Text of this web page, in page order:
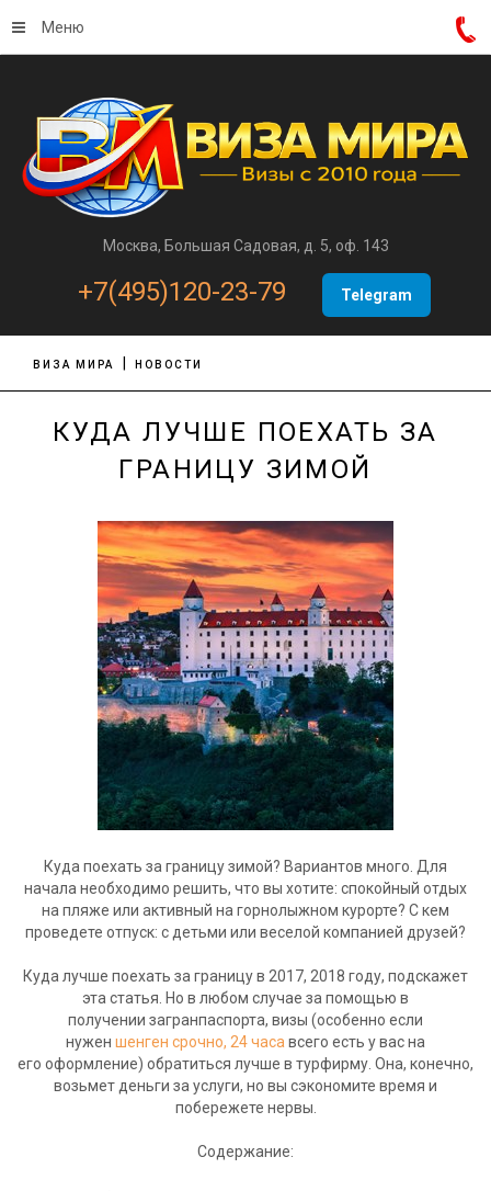
Москва, Большая Садовая, д. 5, оф. 143
+7(495)120-23-79 Telegram
Меню
ВИЗА МИРА НОВОСТИ
КУДА ЛУЧШЕ ПОЕХАТЬ ЗА
ГРАНИЦУ ЗИМОЙ
Куда поехать за границу зимой? Вариантов много. Для
начала необходимо решить, что вы хотите: спокойный отдых
на пляже или активный на горнолыжном курорте? С кем
проведете отпуск: с детьми или веселой компанией друзей?
Куда лучше поехать за границу в 2017, 2018 году, подскажет
эта статья. Но в любом случае за помощью в
получении загранпаспорта, визы (особенно если
нужен шенген срочно, 24 часавсего есть у вас на
его оформление) обратиться лучше в турфирму. Она, конечно,
возьмет деньги за услуги, но вы сэкономите время и
побережете нервы.
Содержание: